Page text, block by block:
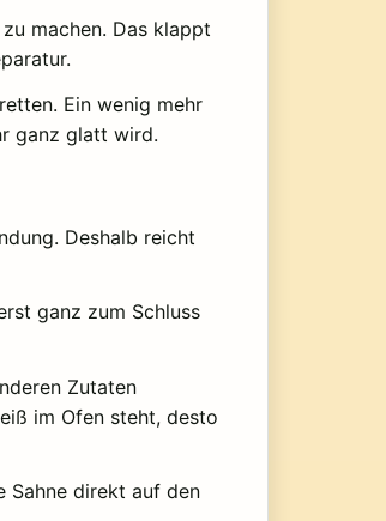
machen. Das klappt
Ein wenig mehr
ganz glatt wird.
Deshalb reicht
ganz zum Schluss
Zutaten
im Ofen steht, desto
Sahne direkt auf den